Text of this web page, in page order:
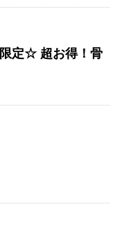
限定☆ 超お得！骨